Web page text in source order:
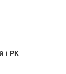
і РК